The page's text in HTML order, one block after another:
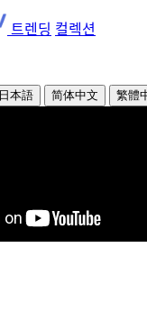
트렌딩 컬렉션
日本語 简体中文 繁體